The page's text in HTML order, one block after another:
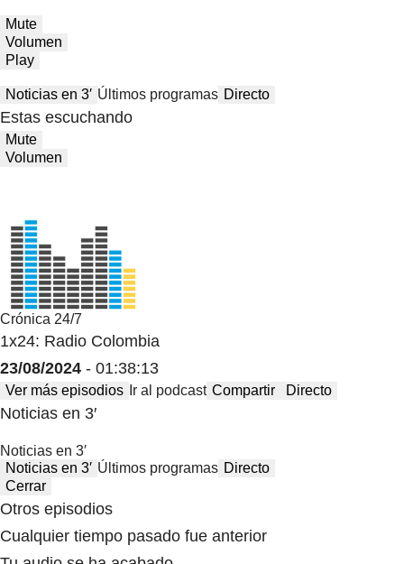
Mute
Volumen
Play
Noticias en 3′ Últimos programas Directo
Estas escuchando
Mute
Volumen
Crónica 24/7
1x24: Radio Colombia
23/08/2024 - 01:38:13
Ver más episodios Ir al podcast Compartir Directo
Noticias en 3′
Noticias en 3′
Noticias en 3′ Últimos programas Directo
Cerrar
Otros episodios
Cualquier tiempo pasado fue anterior